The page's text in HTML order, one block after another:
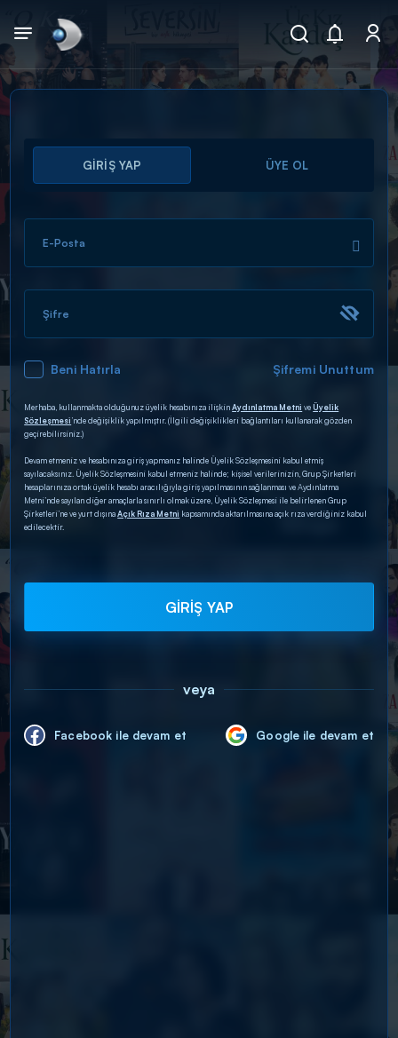
Arama
ARAMA SONUÇLARI
DİĞER SONUÇLAR
GİRİŞ YAP ÜYE OL
E-Posta
Şifre
Beni Hatırla Şifremi Unuttum
Merhaba, kullanmakta olduğunuz üyelik hesabınıza ilişkinAydınlatma Metni veÜyelik
Sözleşmesi’nde değişiklik yapılmıştır. (İlgili değişiklikleri bağlantıları kullanarak gözden
geçirebilirsiniz.)
Devam etmeniz ve hesabınıza giriş yapmanız halinde Üyelik Sözleşmesini kabul etmiş
sayılacaksınız. Üyelik Sözleşmesini kabul etmeniz halinde; kişisel verilerinizin, Grup Şirketleri
hesaplarınıza ortak üyelik hesabı aracılığıyla giriş yapılmasının sağlanması ve Aydınlatma
Metni’nde sayılan diğer amaçlarla sınırlı olmak üzere, Üyelik Sözleşmesi ile belirlenen Grup
Şirketleri’ne ve yurt dışınaAçık Rıza Metni kapsamında aktarılmasına açık rıza verdiğiniz kabul
edilecektir.
GİRİŞ YAP
veya
Facebook ile devam et Google ile devam et